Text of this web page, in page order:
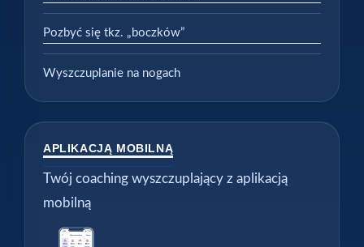
Pozbyć się tkz. „boczków”
Wyszczuplanie na nogach
APLIKACJĄ MOBILNĄ
Twój coaching wyszczuplający z aplikacją
mobilną